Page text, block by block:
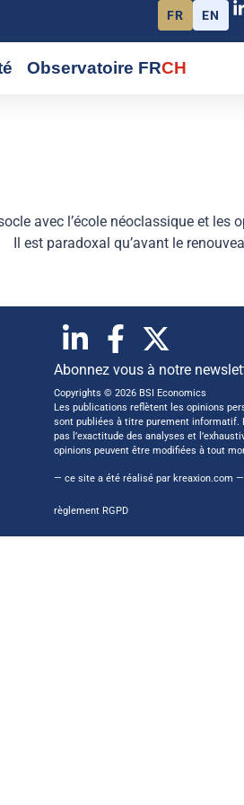
FR EN
Observatoire FRCH
avec l’école néoclassique et les
est paradoxal qu’avant le
Abonnez vous à notre
Copyrights © 2026 BSI Economics
Les publications reflètent les opinions
sont publiées à titre purement informatif.
pas l’exactitude des analyses et
opinions peuvent être modifiées à tout
— ce site a été réalisé par kreaxion.com —
règlement RGPD